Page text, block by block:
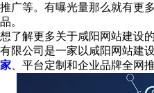
推广等。有曝光量那么就有更
品。
想了解更多关于咸阳网站建设
有限公司是一家以咸阳网站建设
家 、平台定制和企业品牌全网